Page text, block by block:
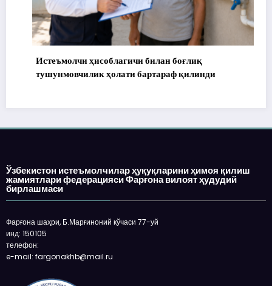
Истеъмолчи ҳисоблагичи билан боғлиқ
тушунмовчилик ҳолати бартараф қилинди
Ўзбекистон истеъмолчилар ҳуқуқларини ҳимоя қилиш
жамиятлари федерацияси Фарғона вилоят ҳудудий
бирлашмаси
Фарғона шаҳри, Б.Марғиноний кўчаси 77-уй
инд: 150105
телефон:
e-mail: fargonakhb@mail.ru